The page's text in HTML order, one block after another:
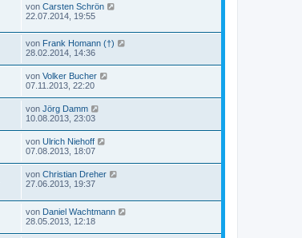
von Carsten Schrön
22.07.2014, 19:55
von Frank Homann (†)
28.02.2014, 14:36
von Volker Bucher
07.11.2013, 22:20
von Jörg Damm
10.08.2013, 23:03
von Ulrich Niehoff
07.08.2013, 18:07
von Christian Dreher
27.06.2013, 19:37
von Daniel Wachtmann
28.05.2013, 12:18